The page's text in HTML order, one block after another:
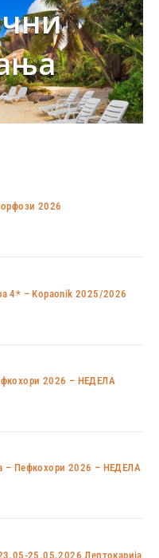
2026
4* – Kopaonik 2025/2026
2026 – НЕДЕЛА
– Пефкохори 2026 – НЕДЕЛА
25.05.2026 Лептокарија